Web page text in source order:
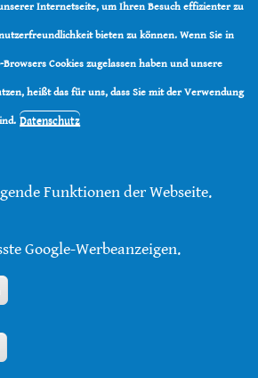
Internetseite, um Ihren Besuch effizienter zu
bieten zu können. Wenn Sie in
Cookies zugelassen haben und unsere
heißt das für uns, dass Sie mit der Verwendung
Datenschutz
Funktionen der Webseite.
Google-Werbeanzeigen.